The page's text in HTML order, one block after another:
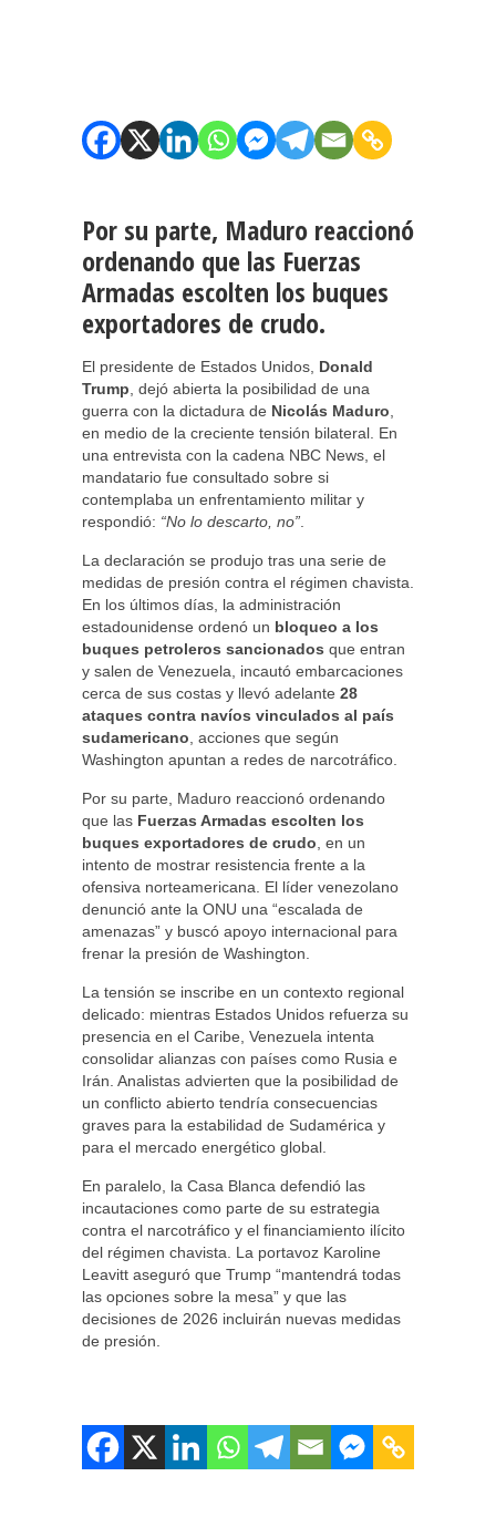
Por su parte, Maduro reaccionó
ordenando que las Fuerzas
Armadas escolten los buques
exportadores de crudo.
El presidente de Estados Unidos, Donald
Trump , dejó abierta la posibilidad de una
guerra con la dictadura de Nicolás Maduro
en medio de la creciente tensión bilateral. En
una entrevista con la cadena NBC News, el
mandatario fue consultado sobre si
contemplaba un enfrentamiento militar y
respondió: “No lo descarto, no”
La declaración se produjo tras una serie de
medidas de presión contra el régimen chavista.
En los últimos días, la administración
estadounidense ordenó un bloqueo a los
buques petroleros sancionados que entran
y salen de Venezuela, incautó embarcaciones
cerca de sus costas y llevó adelante 28
ataques contra navíos vinculados al país
sudamericano , acciones que según
Washington apuntan a redes de narcotráfico.
Por su parte, Maduro reaccionó ordenando
que las Fuerzas Armadas escolten los
buques exportadores de crudo , en un
intento de mostrar resistencia frente a la
ofensiva norteamericana. El líder venezolano
denunció ante la ONU una “escalada de
amenazas” y buscó apoyo internacional para
frenar la presión de Washington.
La tensión se inscribe en un contexto regional
delicado: mientras Estados Unidos refuerza su
presencia en el Caribe, Venezuela intenta
consolidar alianzas con países como Rusia e
Irán. Analistas advierten que la posibilidad de
un conflicto abierto tendría consecuencias
graves para la estabilidad de Sudamérica y
para el mercado energético global.
En paralelo, la Casa Blanca defendió las
incautaciones como parte de su estrategia
contra el narcotráfico y el financiamiento ilícito
del régimen chavista. La portavoz Karoline
Leavitt aseguró que Trump “mantendrá todas
las opciones sobre la mesa” y que las
decisiones de 2026 incluirán nuevas medidas
de presión.